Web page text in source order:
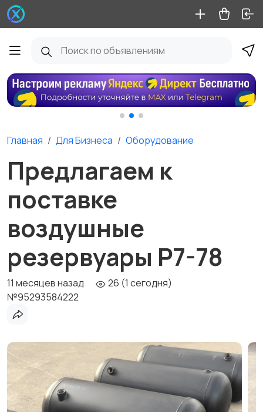
Главная Для Бизнеса Оборудование
Предлагаем к
поставке
воздушные
резервуары Р7-78
11 месяцев назад
26 (1 сегодня)
№95293584222